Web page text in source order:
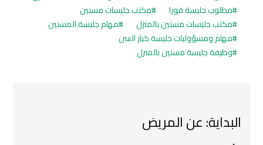
مطلوب جليسة فورا
مكتب جليسات مسنين
مكتب جليسات مسنين بالمنزل
مهام جليسة المسنين
مهام ومسؤوليات جليسة كبار السن
وظيفة جليسة مسنين بالمنزل
البداية: عن المريض